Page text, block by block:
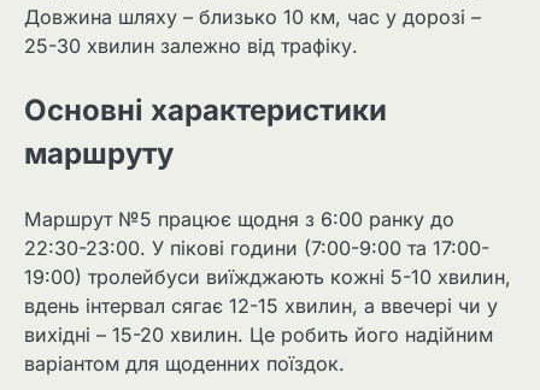
Довжина шляху – близько 10 км, час у дорозі –
25-30 хвилин залежно від трафіку.
Основні характеристики
маршруту
Маршрут №5 працює щодня з 6:00 ранку до
22:30-23:00. У пікові години (7:00-9:00 та 17:00-
19:00) тролейбуси виїжджають кожні 5-10 хвилин,
вдень інтервал сягає 12-15 хвилин, а ввечері чи у
вихідні – 15-20 хвилин. Це робить його надійним
варіантом для щоденних поїздок.